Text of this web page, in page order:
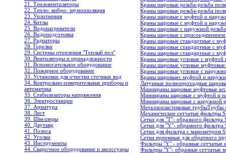
21. Тепловентиляторы
22. Тепло- вибро- шумоизоляция
23. Уплотнения
24. Котлы
25. Водонагреватели
26. Водоподготовка
27. Радиаторы
28. Горелки
29. Системы отопления "Теплый пол"
30. Вентиляторы и принадлежности
31. Вспомогательное оборудование
32. Пожарное оборудование
33. Установки для очистки сточных вод
34. Контрольно-измерительные приборы и
автоматика
35. Стабилизаторы напряжения
36. Электростанции
37. Арматура
38. Лист
39. Швеллеры
40. Двутавр
41. Полоса
42. Уголки
43. Инструменты
44. Сварочное оборудование и аксессуары
Краны шаровые резьба-резьба
Краны шаровые резьба-резьба
Краны шаровые с муфтой и
Краны шаровые с муфтой и
Краны шаровые с наружной
Краны шаровые с
Краны шаровые стандартные с
Краны шаровые стандартные с
Краны шаровые стандартные с
Краны шаровые угловые c
Краны шаровые угловые
Краны шаровые угловые с
Краны шаровыес муфтой и
Латунные полнопроходные
Миникраны шаровые муфтовые
Миникраны шаровые с муфтой и
Миникраны шаровые с наружной
Металлопластиковые трубыТрубы
Механические сетчатые
Сетки для "T"- образного фильтра
Сетки для "Y"- образного фильтра
Сетки для фильтра с манометром
Сетки приемные для обратного
Фильтры "Y" - образные сетчатые
Фильтры "Y"- образные сетчатые